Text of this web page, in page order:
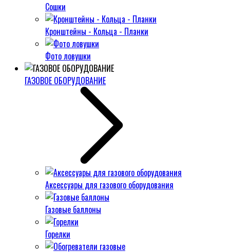
Сошки
Кронштейны - Кольца - Планки
Фото ловушки
ГАЗОВОЕ ОБОРУДОВАНИЕ
Аксессуары для газового оборудования
Газовые баллоны
Горелки